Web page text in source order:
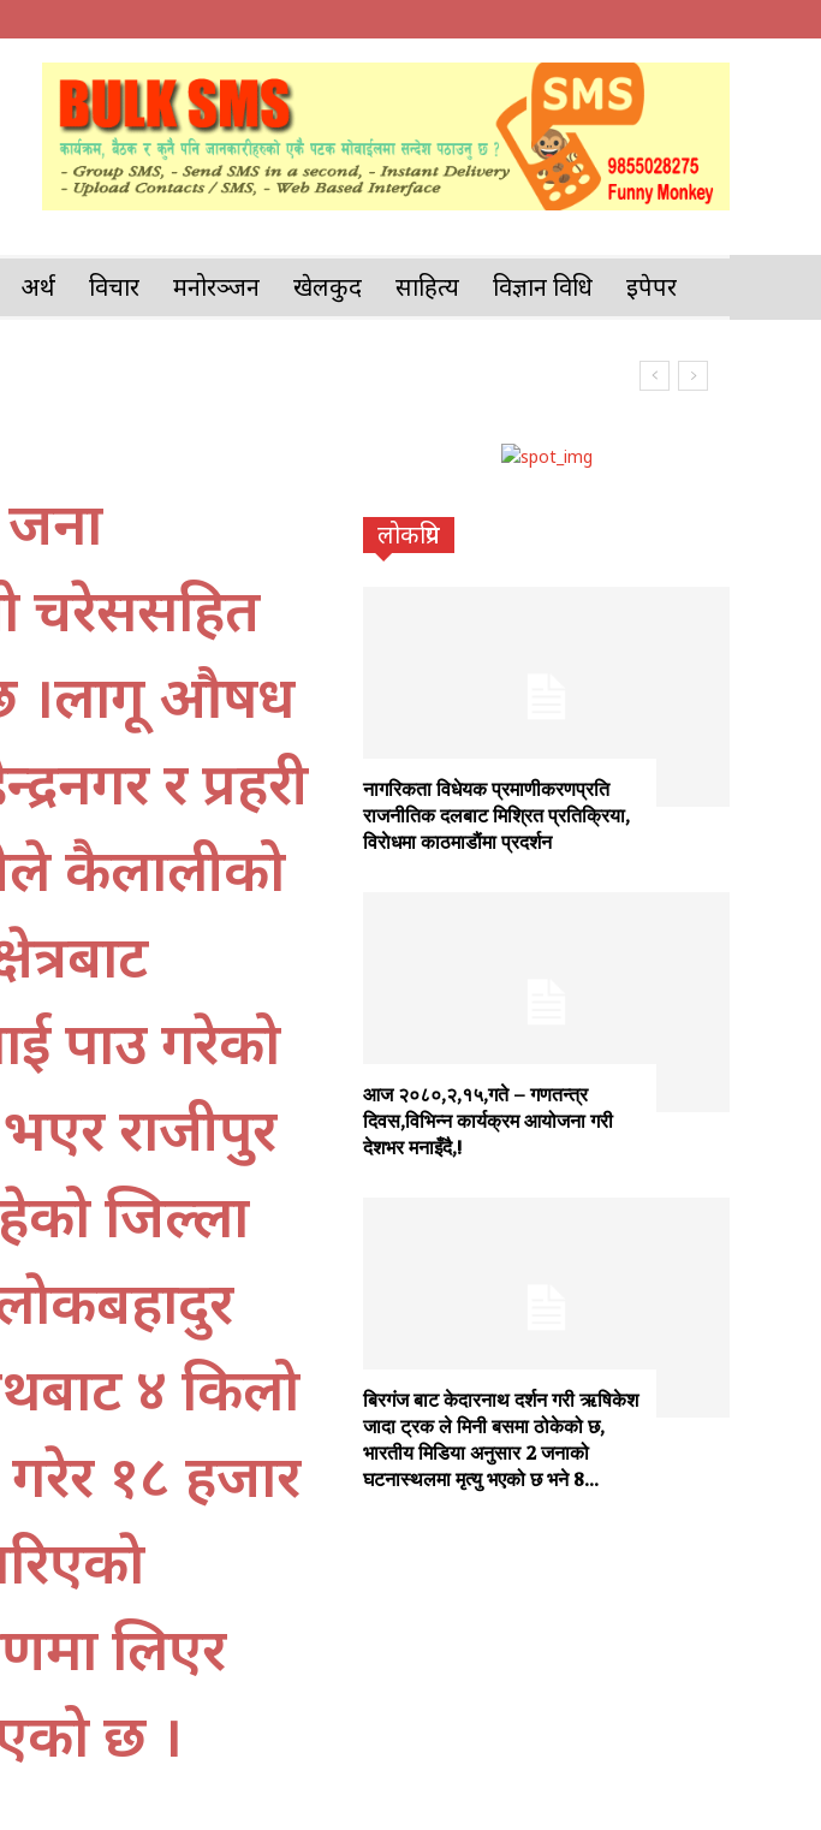
अर्थ विचार मनोरञ्जन खेलकुद साहित्य विज्ञान प्रविधि इपेपर
चरेससहित
छ ।लागू औषध
र प्रहरी
कैलालीको
गरेको
भएर राजीपुर
जिल्ला
लाेकबहादुर
४ किलो
१८ हजार
लिएर
छ ।
लोकप्रिय
नागरिकता विधेयक प्रमाणीकरणप्रति
राजनीतिक दलबाट मिश्रित प्रतिक्रिया,
विराेधमा काठमाडाैंमा प्रदर्शन
आज २०८०,२,१५,गते – गणतन्त्र
दिवस,विभिन्न कार्यक्रम आयोजना गरी
देशभर मनाइँदै,!
बिरगंज बाट केदारनाथ दर्शन गरी ऋषिकेश
जादा ट्रक ले मिनी बसमा ठोकेको छ,
भारतीय मिडिया अनुसार 2 जनाको
घटनास्थलमा मृत्यु भएको छ भने 8...